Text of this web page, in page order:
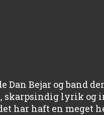
Dan Bejar og
lyrik og
har haft en meget